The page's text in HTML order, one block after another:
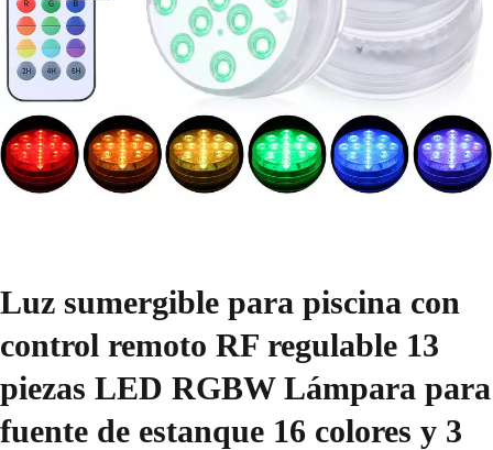
Luz sumergible para piscina con
control remoto RF regulable 13
piezas LED RGBW Lámpara para
fuente de estanque 16 colores y 3